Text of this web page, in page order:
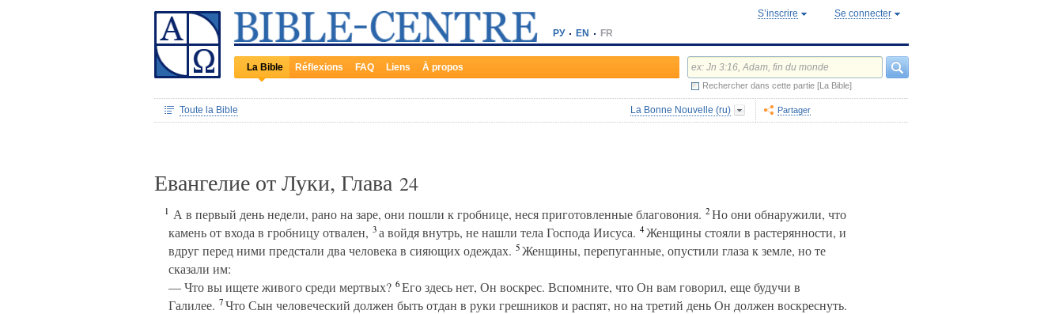
РУ EN FR
S’inscrire Se connecter
La Bible Réflexions FAQ Liens À propos
Rechercher dans cette partie [La Bible]
Toute la Bible La Bonne Nouvelle (ru) Partager
Евангелие от Луки, Глава 24
1 А в первый день недели, рано на заре, они пошли к гробнице, неся приготовленные благовония. 2Но они обнаружили, что
камень от входа в гробницу отвален, 3а войдя внутрь, не нашли тела Господа Иисуса. 4Женщины стояли в растерянности, и
вдруг перед ними предстали два человека в сияющих одеждах. 5Женщины, перепуганные, опустили глаза к земле, но те
сказали им:
— Что вы ищете живого среди мертвых? 6Его здесь нет, Он воскрес. Вспомните, что Он вам говорил, еще будучи в
Галилее. 7Что Сын человеческий должен быть отдан в руки грешников и распят, но на третий день Он должен воскреснуть.